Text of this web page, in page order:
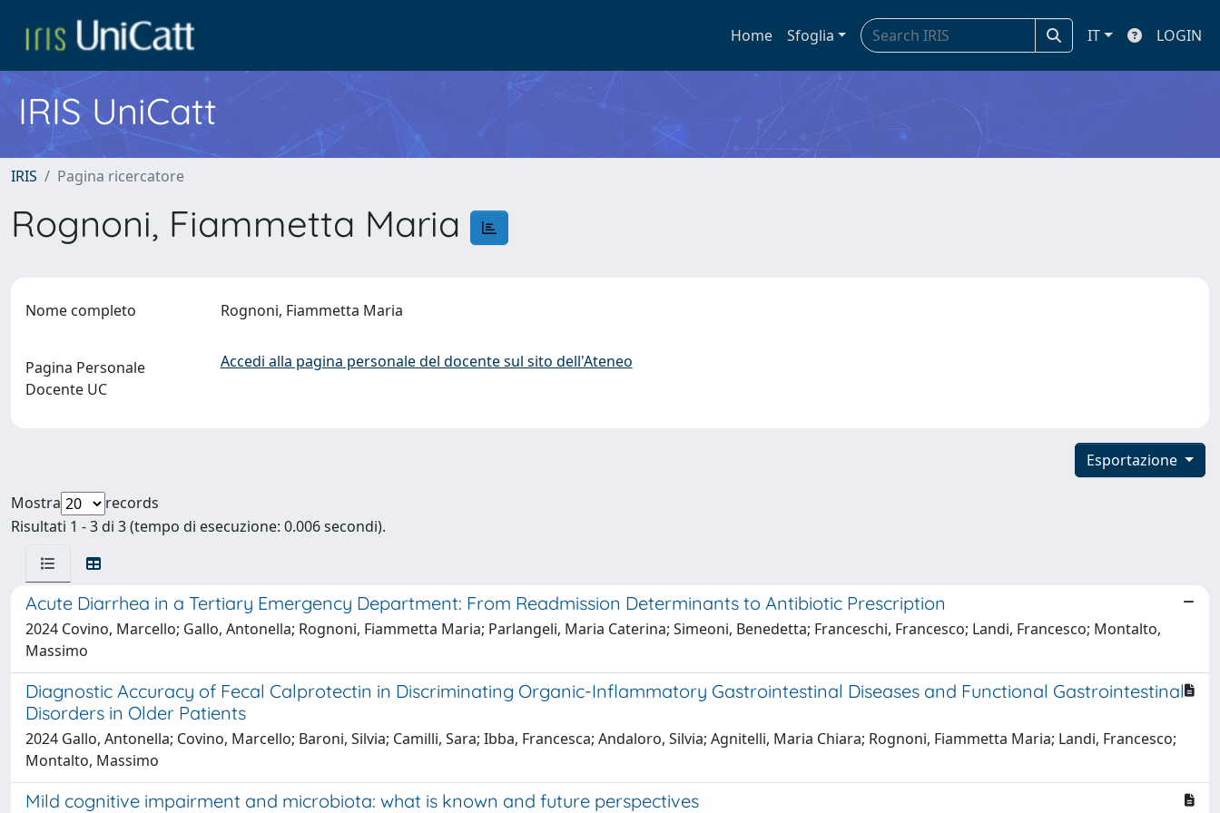
Home Sfoglia IT LOGIN
IRIS UniCatt
IRIS Pagina ricercatore
Rognoni, Fiammetta Maria
Nome completo Rognoni, Fiammetta Maria
Pagina Personale
Docente UC
Accedi alla pagina personale del docente sul sito dell'Ateneo
Esportazione
Mostra
records
Risultati 1 - 3 di 3 (tempo di esecuzione: 0.006 secondi).
Acute Diarrhea in a Tertiary Emergency Department: From Readmission Determinants to Antibiotic Prescription
2024 Covino, Marcello; Gallo, Antonella; Rognoni, Fiammetta Maria; Parlangeli, Maria Caterina; Simeoni, Benedetta; Franceschi, Francesco; Landi, Francesco; Montalto,
Massimo
Diagnostic Accuracy of Fecal Calprotectin in Discriminating Organic-Inflammatory Gastrointestinal Diseases and Functional Gastrointestinal
Disorders in Older Patients
2024 Gallo, Antonella; Covino, Marcello; Baroni, Silvia; Camilli, Sara; Ibba, Francesca; Andaloro, Silvia; Agnitelli, Maria Chiara; Rognoni, Fiammetta Maria; Landi, Francesco;
Montalto, Massimo
Mild cognitive impairment and microbiota: what is known and future perspectives